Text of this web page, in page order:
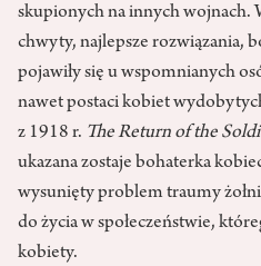
skupionych na innych wojnach.
chwyty, najlepsze rozwiązania,
pojawiły się u wspomnianych
nawet postaci kobiet
z 1918 r. The Return of the
ukazana zostaje bohaterka
wysunięty problem traumy
do życia w społeczeństwie,
kobiety.